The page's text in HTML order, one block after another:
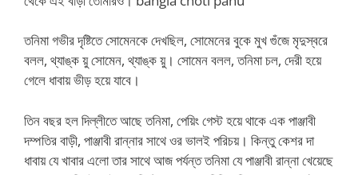
তনিমা গভীর দৃষ্টিতে সোমেনকে দেখছিল, সোমেনের বুকে মুখ গুঁজে মৃদুস্বরে
বলল, থ্যাঙ্ক য়ু সোমেন, থ্যাঙ্ক য়ু। সোমেন বলল, তনিমা চল, দেরী হয়ে
গেলে ধাবায় ভীড় হয়ে যাবে।
তিন বছর হল দিল্লীতে আছে তনিমা, পেয়িং গেস্ট হয়ে থাকে এক পাঞ্জাবী
দম্পতির বাড়ী, পাঞ্জাবী রান্নার সাথে ওর ভালই পরিচয়। কিন্তু কেশর দা
ধাবায় যে খাবার এলো তার সাথে আজ পর্যন্ত তনিমা যে পাঞ্জাবী রান্না খেয়েছে